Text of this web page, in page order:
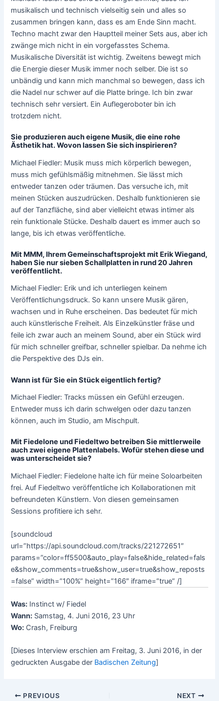
musikalisch und technisch vielseitig sein und alles so
zusammen bringen kann, dass es am Ende Sinn macht.
Techno macht zwar den Hauptteil meiner Sets aus, aber ich
zwänge mich nicht in ein vorgefasstes Schema.
Musikalische Diversität ist wichtig. Zweitens bewegt mich
die Energie dieser Musik immer noch selber. Die ist so
unbändig und kann mich manchmal so bewegen, dass ich
die Nadel nur schwer auf die Platte bringe. Ich bin zwar
technisch sehr versiert. Ein Auflegeroboter bin ich
trotzdem nicht.
Sie produzieren auch eigene Musik, die eine rohe
Ästhetik hat. Wovon lassen Sie sich inspirieren?
Michael Fiedler: Musik muss mich körperlich bewegen,
muss mich gefühlsmäßig mitnehmen. Sie lässt mich
entweder tanzen oder träumen. Das versuche ich, mit
meinen Stücken auszudrücken. Deshalb funktionieren sie
auf der Tanzfläche, sind aber vielleicht etwas intimer als
rein funktionale Stücke. Deshalb dauert es immer auch so
lange, bis ich etwas veröffentliche.
Mit MMM, Ihrem Gemeinschaftsprojekt mit Erik Wiegand,
haben Sie nur sieben Schallplatten in rund 20 Jahren
veröffentlicht.
Michael Fiedler: Erik und ich unterliegen keinem
Veröffentlichungsdruck. So kann unsere Musik gären,
wachsen und in Ruhe erscheinen. Das bedeutet für mich
auch künstlerische Freiheit. Als Einzelkünstler fräse und
feile ich zwar auch an meinem Sound, aber ein Stück wird
für mich schneller greifbar, schneller spielbar. Da nehme ich
die Perspektive des DJs ein.
Wann ist für Sie ein Stück eigentlich fertig?
Michael Fiedler: Tracks müssen ein Gefühl erzeugen.
Entweder muss ich darin schwelgen oder dazu tanzen
können, auch im Studio, am Mischpult.
Mit Fiedelone und Fiedeltwo betreiben Sie mittlerweile
auch zwei eigene Plattenlabels. Wofür stehen diese und
was unterscheidet sie?
Michael Fiedler: Fiedelone halte ich für meine Soloarbeiten
frei. Auf Fiedeltwo veröffentliche ich Kollaborationen mit
befreundeten Künstlern. Von diesen gemeinsamen
Sessions profitiere ich sehr.
[soundcloud
url=”https://api.soundcloud.com/tracks/221272651″
params=”color=ff5500&auto_play=false&hide_related=fals
e&show_comments=true&show_user=true&show_reposts
=false” width=”100%” height=”166″ iframe=”true” /]
Was: Instinct w/ Fiedel
Wann: Samstag, 4. Juni 2016, 23 Uhr
Wo: Crash, Freiburg
[Dieses Interview erschien am Freitag, 3. Juni 2016, in der
gedruckten Ausgabe der Badischen Zeitung]
Post
PREVIOUS NEXT